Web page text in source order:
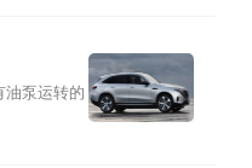
油泵运转的